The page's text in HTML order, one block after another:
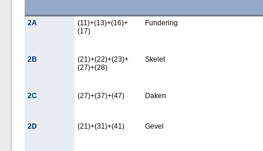
2A
(11)+(13)+(16)+
(17)
Fundering
2B
(21)+(22)+(23)+
(27)+(28)
Skelet
2C (27)+(37)+(47) Daken
2D (21)+(31)+(41) Gevel